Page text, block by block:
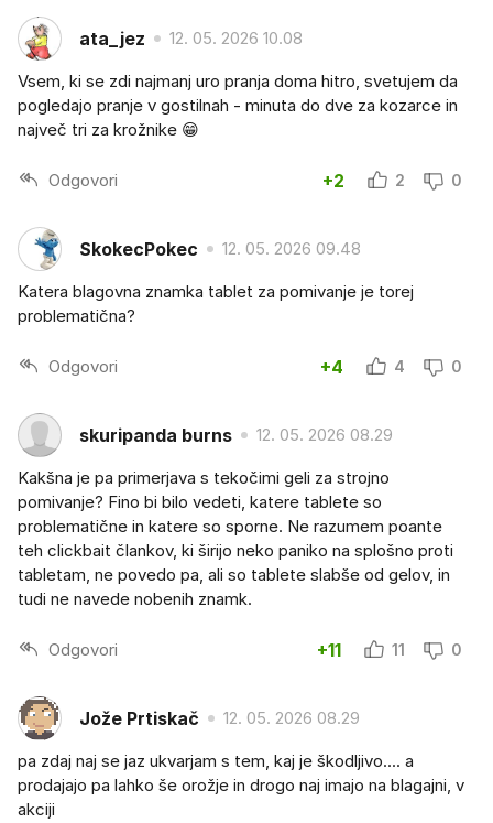
ata_jez 12. 05. 2026 10.08
Vsem, ki se zdi najmanj uro pranja doma hitro, svetujem da
pogledajo pranje v gostilnah - minuta do dve za kozarce in
največ tri za krožnike 😁
Odgovori +2 2 0
SkokecPokec 12. 05. 2026 09.48
Katera blagovna znamka tablet za pomivanje je torej
problematična?
Odgovori +4 4 0
skuripanda burns 12. 05. 2026 08.29
Kakšna je pa primerjava s tekočimi geli za strojno
pomivanje? Fino bi bilo vedeti, katere tablete so
problematične in katere so sporne. Ne razumem poante
teh clickbait člankov, ki širijo neko paniko na splošno proti
tabletam, ne povedo pa, ali so tablete slabše od gelov, in
tudi ne navede nobenih znamk.
Odgovori +11 11 0
Jože Prtiskač 12. 05. 2026 08.29
pa zdaj naj se jaz ukvarjam s tem, kaj je škodljivo.... a
prodajajo pa lahko še orožje in drogo naj imajo na blagajni, v
akciji